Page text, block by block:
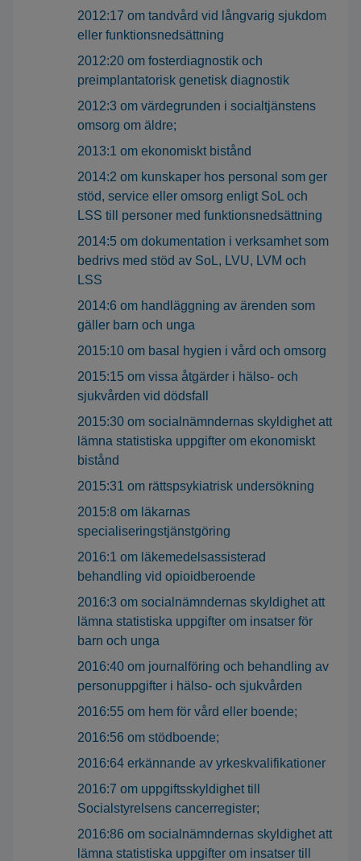
2012:17 om tandvård vid långvarig sjukdom
eller funktionsnedsättning
2012:20 om fosterdiagnostik och
preimplantatorisk genetisk diagnostik
2012:3 om värdegrunden i socialtjänstens
omsorg om äldre;
2013:1 om ekonomiskt bistånd
2014:2 om kunskaper hos personal som ger
stöd, service eller omsorg enligt SoL och
LSS till personer med funktionsnedsättning
2014:5 om dokumentation i verksamhet som
bedrivs med stöd av SoL, LVU, LVM och
LSS
2014:6 om handläggning av ärenden som
gäller barn och unga
2015:10 om basal hygien i vård och omsorg
2015:15 om vissa åtgärder i hälso- och
sjukvården vid dödsfall
2015:30 om socialnämndernas skyldighet att
lämna statistiska uppgifter om ekonomiskt
bistånd
2015:31 om rättspsykiatrisk undersökning
2015:8 om läkarnas
specialiseringstjänstgöring
2016:1 om läkemedelsassisterad
behandling vid opioidberoende
2016:3 om socialnämndernas skyldighet att
lämna statistiska uppgifter om insatser för
barn och unga
2016:40 om journalföring och behandling av
personuppgifter i hälso- och sjukvården
2016:55 om hem för vård eller boende;
2016:56 om stödboende;
2016:64 erkännande av yrkeskvalifikationer
2016:7 om uppgiftsskyldighet till
Socialstyrelsens cancerregister;
2016:86 om socialnämndernas skyldighet att
lämna statistiska uppgifter om insatser till